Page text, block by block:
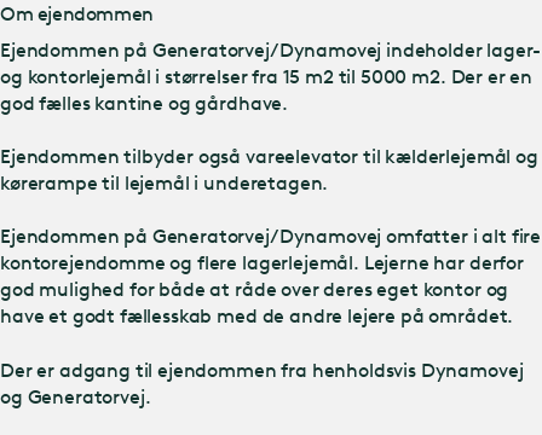
Om ejendommen
Ejendommen på Generatorvej/Dynamovej indeholder lager-
og kontorlejemål i størrelser fra 15 m2 til 5000 m2. Der er en
god fælles kantine og gårdhave.
Ejendommen tilbyder også vareelevator til kælderlejemål og
kørerampe til lejemål i underetagen.
Ejendommen på Generatorvej/Dynamovej omfatter i alt fire
kontorejendomme og flere lagerlejemål. Lejerne har derfor
god mulighed for både at råde over deres eget kontor og
have et godt fællesskab med de andre lejere på området.
Der er adgang til ejendommen fra henholdsvis Dynamovej
og Generatorvej.